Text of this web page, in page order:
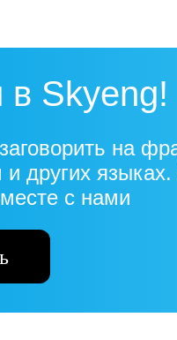
Skyeng!
на
других
с нами